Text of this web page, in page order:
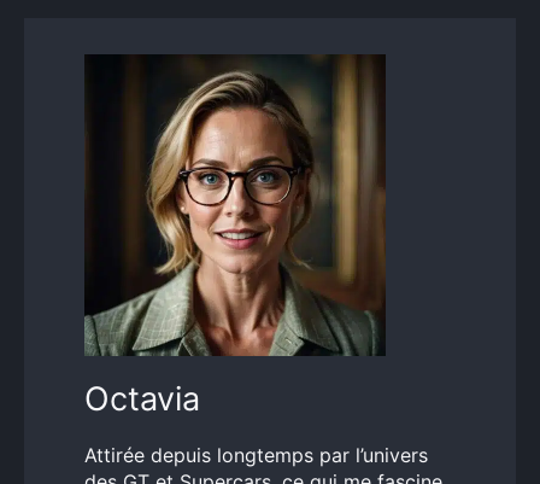
Octavia
Attirée depuis longtemps par l’univers